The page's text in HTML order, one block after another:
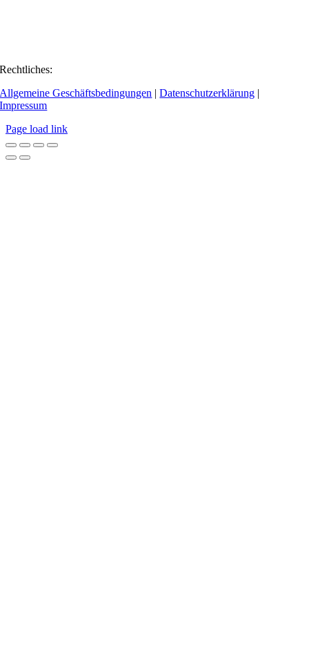
Rechtliches:
Allgemeine Geschäftsbedingungen |Datenschutzerklärung |
Impressum
Page load link